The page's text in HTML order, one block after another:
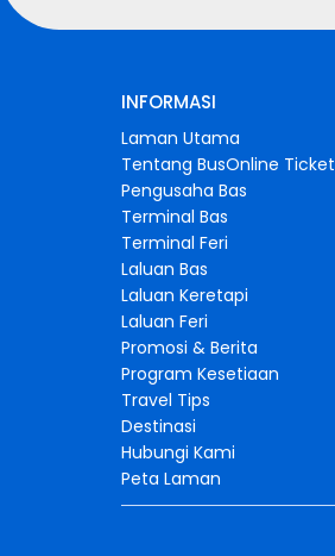
INFORMASI
Laman Utama
Tentang BusOnline Ticket
Pengusaha Bas
Terminal Bas
Terminal Feri
Laluan Bas
Laluan Keretapi
Laluan Feri
Promosi & Berita
Program Kesetiaan
Travel Tips
Destinasi
Hubungi Kami
Peta Laman